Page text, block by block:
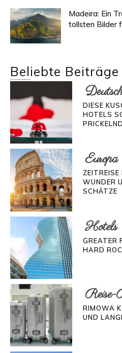
Madeira: Ein
tollsten Bilder
Beliebte Beiträge
DIESE
HOTELS
Europa
WUNDER
SCHÄTZE
Hotels
GREATER
HARD
Reise-
RIMOWA
UND